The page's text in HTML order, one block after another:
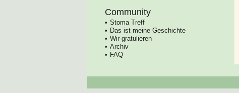
Community
Stoma Treff
Das ist meine Geschichte
Wir gratulieren
Archiv
FAQ